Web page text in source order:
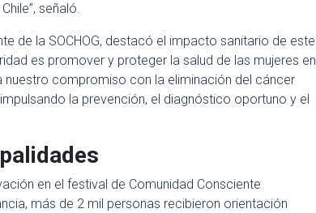
señaló.
de la SOCHOG, destacó el impacto sanitario de este
es promover y proteger la salud de las mujeres en
compromiso con la eliminación del cáncer
la prevención, el diagnóstico oportuno y el
en el festival de Comunidad Consciente
más de 2 mil personas recibieron orientación